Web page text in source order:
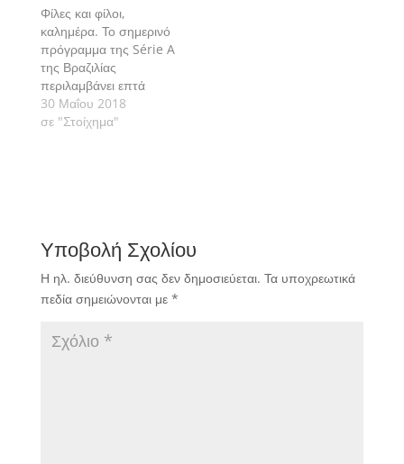
υποδέχεται την Grêmio
και με τον οποίο
ολοκληρώνεται η 16η
αγωνιστική. Πάμε να
δούμε την εκτίμησή μας
αναλυτικά.
Φίλες και φίλοι,
καλημέρα. Το σημερινό
πρόγραμμα της Série A
της Βραζιλίας
περιλαμβάνει επτά
αγώνες με τους
οποίους ανοίγει η 8η
30 Μαΐου 2018
σε "Στοίχημα"
Υποβολή Σχολίου
Η ηλ. διεύθυνση σας δεν δημοσιεύεται. Τα υποχρεωτικά
πεδία σημειώνονται με *